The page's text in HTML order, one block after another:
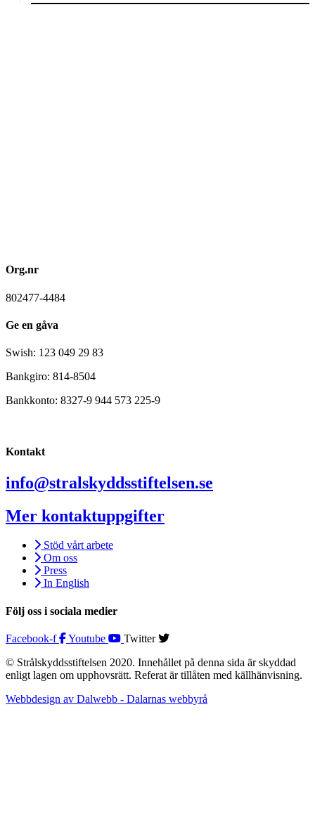
Org.nr
802477-4484
Ge en gåva
Swish: 123 049 29 83
Bankgiro: 814-8504
Bankkonto: 8327-9 944 573 225-9
Kontakt
info@stralskyddsstiftelsen.se
Mer kontaktuppgifter
Stöd vårt arbete
Om oss
Press
In English
Följ oss i sociala medier
Facebook-f Youtube
Twitter
© Strålskyddsstiftelsen 2020. Innehållet på denna sida är skyddad
enligt lagen om upphovsrätt. Referat är tillåten med källhänvisning.
Webbdesign av Dalwebb - Dalarnas webbyrå